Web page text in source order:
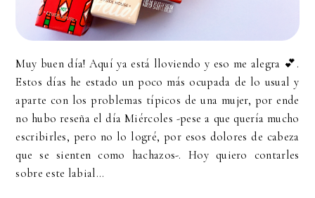
Muy buen día! Aquí ya está lloviendo y eso me alegra 💕.
Estos días he estado un poco más ocupada de lo usual y
aparte con los problemas típicos de una mujer, por ende
no hubo reseña el día Miércoles -pese a que quería mucho
escribirles, pero no lo logré, por esos dolores de cabeza
que se sienten como hachazos-. Hoy quiero contarles
sobre este labial...